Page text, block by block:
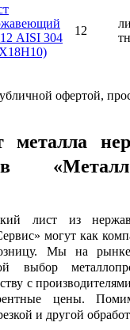
AISI 304
12
тн
офертой,
металла
лист из
могут как
Мы на
выбор
с
цены.
и другой